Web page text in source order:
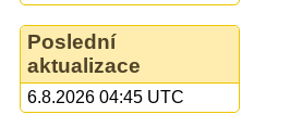
Poslední
aktualizace
6.8.2026 04:45 UTC